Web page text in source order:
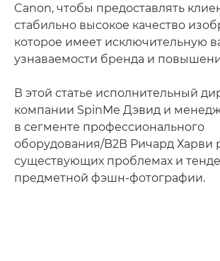
Canon, чтобы предоставлять
стабильно высокое качество
которое имеет исключительную
узнаваемости бренда и
В этой статье исполнительный
компании SpinMe Дэвид и
в сегменте профессионального
оборудования/B2B Ричард Харви
существующих проблемах и
предметной фэшн-фотографии.